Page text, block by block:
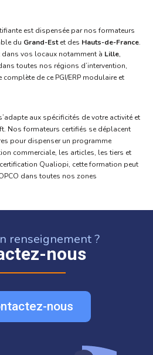
est dispensée par nos formateurs
du Grand-Estet des Hauts-de-France.
vos locaux notamment à Lille,
toutes nos régions d’intervention,
de ce PGI/ERP modulaire et
aux spécificités de votre activité et
Nos formateurs certifiés se déplacent
pour dispenser un programme
commerciale, les articles, les tiers et
Qualiopi, cette formation peut
dans toutes nos zones
renseignement ?
nous
nous